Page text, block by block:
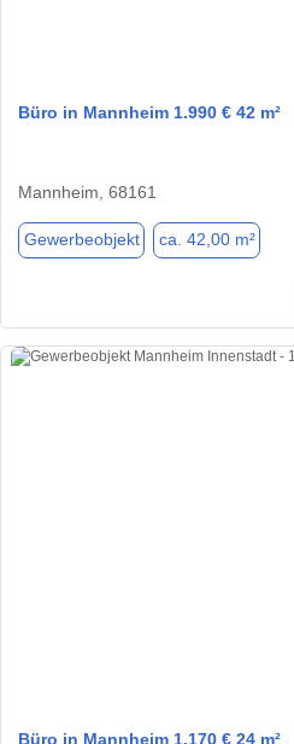
Büro in Mannheim 1.990 € 42 m²
Mannheim, 68161
Gewerbeobjekt ca. 42,00 m²
Büro in Mannheim 1.170 € 24 m²